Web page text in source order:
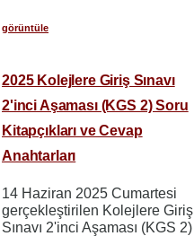
görüntüle
2025 Kolejlere Giriş Sınavı
2'inci Aşaması (KGS 2) Soru
Kitapçıkları ve Cevap
Anahtarları
14 Haziran 2025 Cumartesi
gerçekleştirilen Kolejlere Giriş
Sınavı 2'inci Aşaması (KGS 2)